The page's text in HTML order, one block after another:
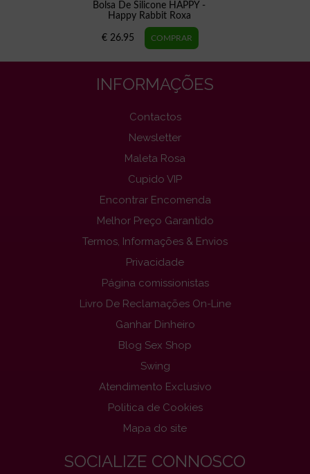
Bolsa De Silicone HAPPY -
Happy Rabbit Roxa
€ 26.95
INFORMAÇÕES
Contactos
Newsletter
Maleta Rosa
Cupido VIP
Encontrar Encomenda
Melhor Preço Garantido
Termos, Informações & Envios
Privacidade
Página comissionistas
Livro De Reclamações On-Line
Ganhar Dinheiro
Blog Sex Shop
Swing
Atendimento Exclusivo
Politica de Cookies
Mapa do site
SOCIALIZE CONNOSCO